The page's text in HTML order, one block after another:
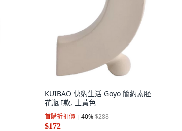
KUIBAO 快豹生活 Goyo 簡約素胚
花瓶 I款, 土黃色
首購折扣價 40%$288
$172